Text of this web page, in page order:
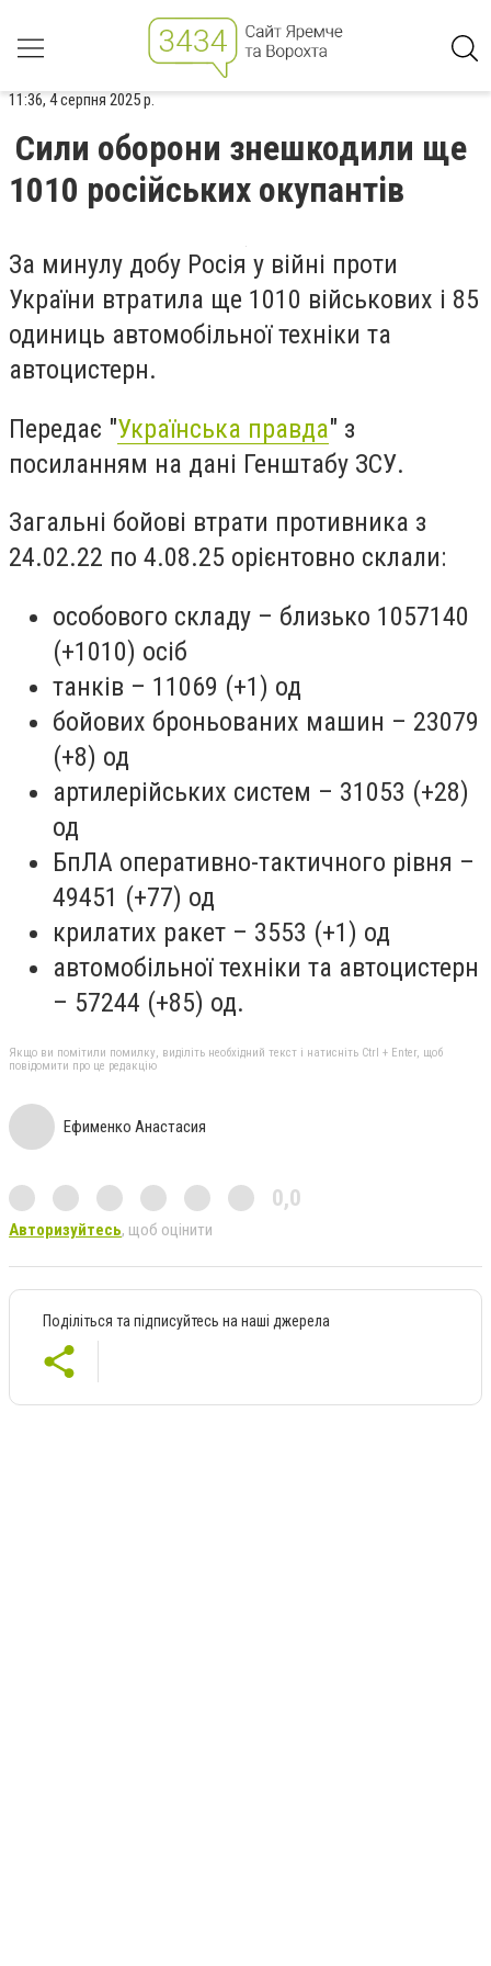
11:36, 4 серпня 2025 р.
Сили оборони знешкодили ще
1010 російських окупантів
За минулу добу Росія у війні проти
України втратила ще 1010 військових і 85
одиниць автомобільної техніки та
автоцистерн.
Передає "Українська правда" з
посиланням на дані Генштабу ЗСУ.
Загальні бойові втрати противника з
24.02.22 по 4.08.25 орієнтовно склали:
особового складу – близько 1057140
(+1010) осіб
танків – 11069 (+1) од
бойових броньованих машин – 23079
(+8) од
артилерійських систем – 31053 (+28)
од
БпЛА оперативно-тактичного рівня –
49451 (+77) од
крилатих ракет – 3553 (+1) од
автомобільної техніки та автоцистерн
– 57244 (+85) од.
Якщо ви помітили помилку, виділіть необхідний текст і натисніть Ctrl + Enter, щоб
повідомити про це редакцію
Ефименко Анастасия
0,0
Авторизуйтесь, щоб оцінити
Поділіться та підписуйтесь на наші джерела